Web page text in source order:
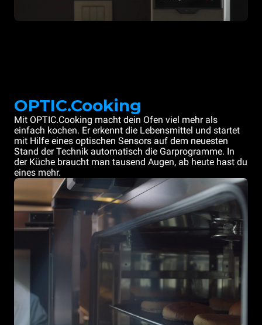
OPTIC.Cooking
Mit OPTIC.Cooking macht dein Ofen viel mehr als
einfach kochen. Er erkennt die Lebensmittel und startet
mit Hilfe eines optischen Sensors auf dem neuesten
Stand der Technik automatisch die Garprogramme. In
der Küche braucht man tausend Augen, ab heute hast du
eines mehr.